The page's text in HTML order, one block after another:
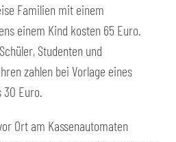
Familien mit einem
einem Kind kosten 65 Euro.
Studenten und
zahlen bei Vorlage eines
30 Euro.
Ort am Kassenautomaten